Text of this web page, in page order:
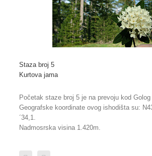
Staza broj 5
Kurtova jama
Početak staze broj 5 je na prevoju kod Golog
Geografske koordinate ovog ishodišta su:
´34,1.
Nadmosrska visina 1.420m.